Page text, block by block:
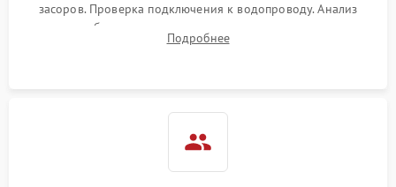
засоров. Проверка подключения к водопроводу. Анализ
жалоб на отсутствие слива, нагрева, вращения
разбрызгивателей или срабатывание системы защиты
Подробнее